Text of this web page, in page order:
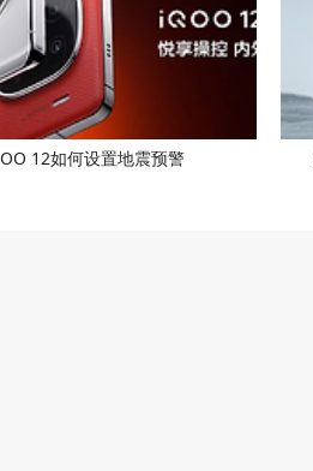
12如何设置地震预警